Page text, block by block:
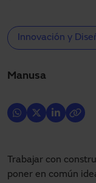
Innovación y
Manusa
Trabajar con
poner en común